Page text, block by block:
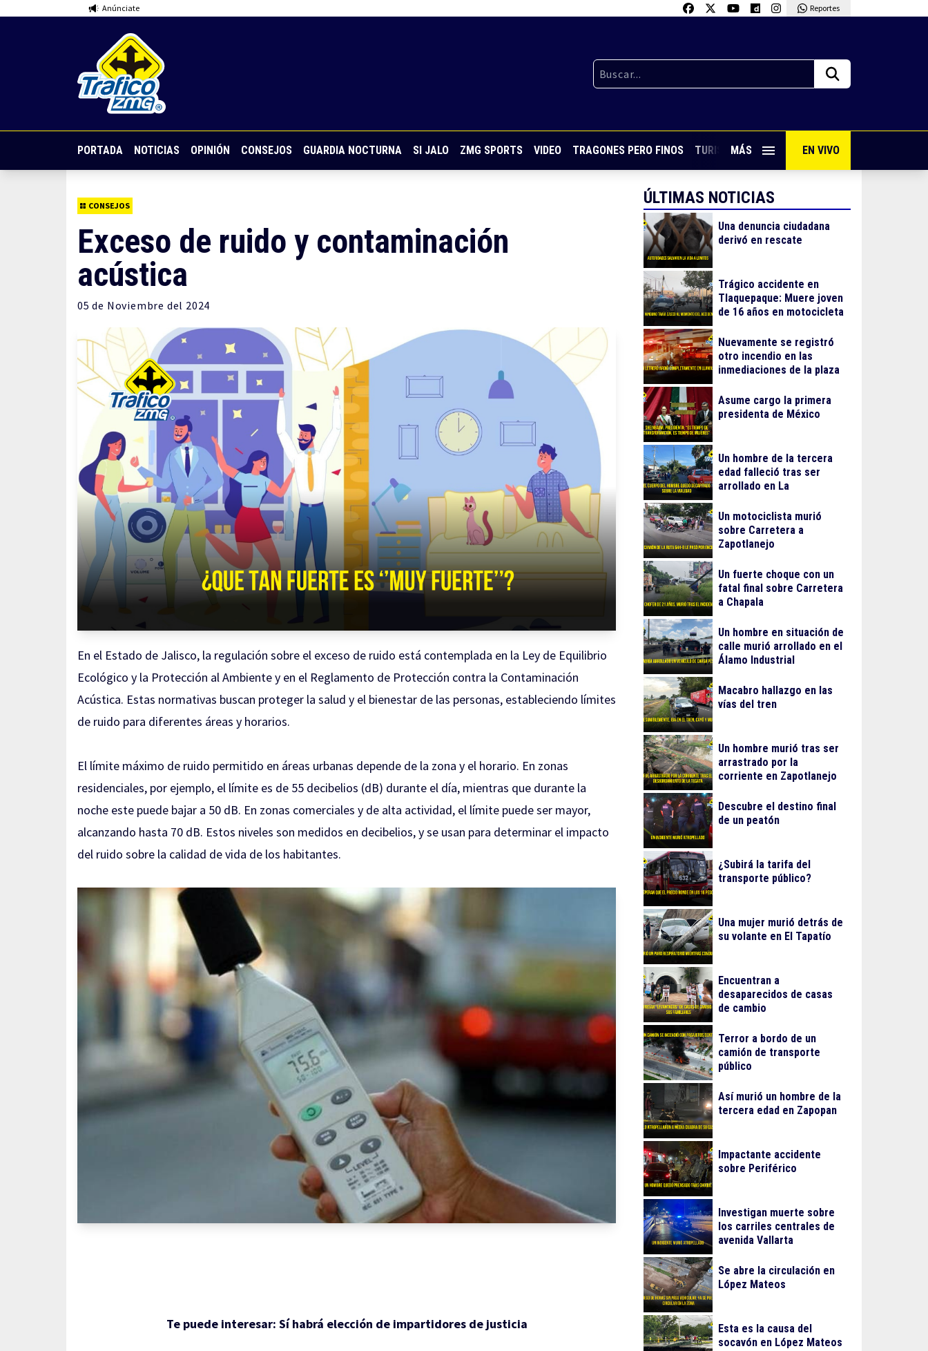
Anúnciate Reportes
PORTADA NOTICIAS OPINIÓN CONSEJOS GUARDIA NOCTURNA SI JALO ZMG SPORTS VIDEO TRAGONES PERO FINOS TURISMO CON SABOR VIVE PUERTO VALLARTA
MÁS EN VIVO
CONSEJOS
Exceso de ruido y contaminación
acústica
05 de Noviembre del 2024
En el Estado de Jalisco, la regulación sobre el exceso de ruido está contemplada en la Ley de Equilibrio
Ecológico y la Protección al Ambiente y en el Reglamento de Protección contra la Contaminación
Acústica. Estas normativas buscan proteger la salud y el bienestar de las personas, estableciendo límites
de ruido para diferentes áreas y horarios.
El límite máximo de ruido permitido en áreas urbanas depende de la zona y el horario. En zonas
residenciales, por ejemplo, el límite es de 55 decibelios (dB) durante el día, mientras que durante la
noche este puede bajar a 50 dB. En zonas comerciales y de alta actividad, el límite puede ser mayor,
alcanzando hasta 70 dB. Estos niveles son medidos en decibelios, y se usan para determinar el impacto
del ruido sobre la calidad de vida de los habitantes.
Te puede interesar: Sí habrá elección de impartidores de justicia
ÚLTIMAS NOTICIAS
Una denuncia ciudadana
derivó en rescate
Trágico accidente en
Tlaquepaque: Muere joven
de 16 años en motocicleta
Nuevamente se registró
otro incendio en las
inmediaciones de la plaza
Asume cargo la primera
presidenta de México
Un hombre de la tercera
edad falleció tras ser
arrollado en La
Un motociclista murió
sobre Carretera a
Zapotlanejo
Un fuerte choque con un
fatal final sobre Carretera
a Chapala
Un hombre en situación de
calle murió arrollado en el
Álamo Industrial
Macabro hallazgo en las
vías del tren
Un hombre murió tras ser
arrastrado por la
corriente en Zapotlanejo
Descubre el destino final
de un peatón
¿Subirá la tarifa del
transporte público?
Una mujer murió detrás de
su volante en El Tapatío
Encuentran a
desaparecidos de casas
de cambio
Terror a bordo de un
camión de transporte
público
Así murió un hombre de la
tercera edad en Zapopan
Impactante accidente
sobre Periférico
Investigan muerte sobre
los carriles centrales de
avenida Vallarta
Se abre la circulación en
López Mateos
Esta es la causa del
socavón en López Mateos